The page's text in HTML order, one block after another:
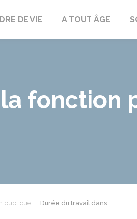
DE VIE A TOUT ÂGE
fonction
publique
Durée du travail dans